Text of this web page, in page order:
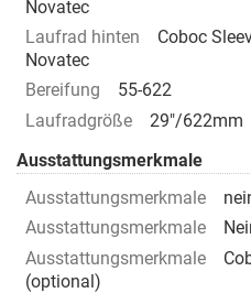
Novatec
Laufrad hinten
Coboc
Novatec
Bereifung
55-622
Laufradgröße
29"/622mm
Ausstattungsmerkmale
Ausstattungsmerkmale
Ausstattungsmerkmale
Ausstattungsmerkmale
(optional)